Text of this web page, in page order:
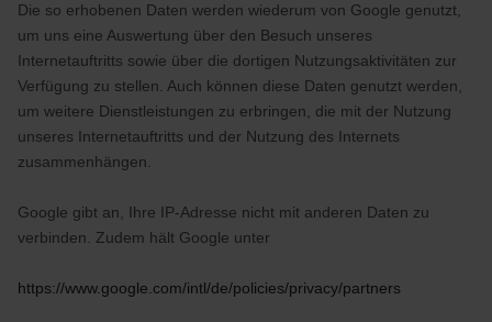
Die so erhobenen Daten werden wiederum von Google genutzt,
um uns eine Auswertung über den Besuch unseres
Internetauftritts sowie über die dortigen Nutzungsaktivitäten zur
Verfügung zu stellen. Auch können diese Daten genutzt werden,
um weitere Dienstleistungen zu erbringen, die mit der Nutzung
unseres Internetauftritts und der Nutzung des Internets
zusammenhängen.
Google gibt an, Ihre IP-Adresse nicht mit anderen Daten zu
verbinden. Zudem hält Google unter
https://www.google.com/intl/de/policies/privacy/partners